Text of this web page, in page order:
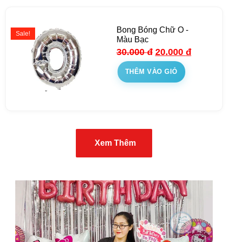
Sale!
Bong Bóng Chữ O -
Màu Bạc
30.000đ 20.000 đ
THÊM VÀO GIỎ
Xem Thêm